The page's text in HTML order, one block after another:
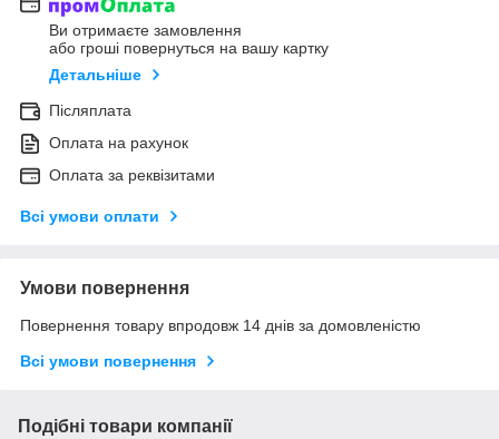
Ви отримаєте замовлення
або гроші повернуться на вашу картку
Детальніше
Післяплата
Оплата на рахунок
Оплата за реквізитами
Всі умови оплати
Умови повернення
Повернення товару впродовж 14 днів за домовленістю
Всі умови повернення
Подібні товари компанії